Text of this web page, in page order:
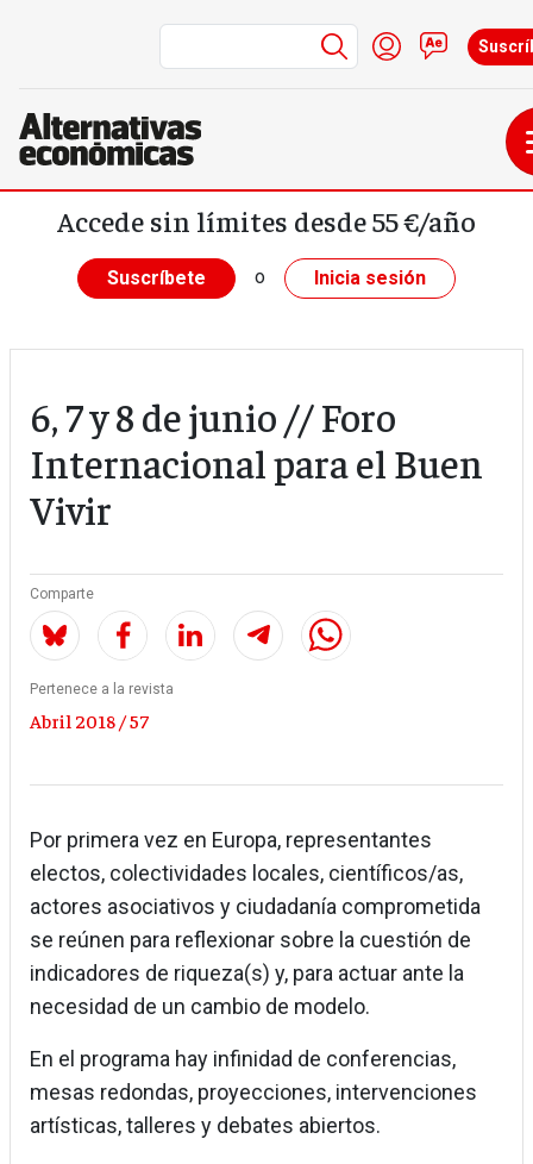
Pasar al contenido principal
Menú deIniciar sesión
Contacto
Accede sin límites desde 55 €/año
Suscríbete o Inicia sesión
6, 7 y 8 de junio // Foro
Internacional para el Buen
Vivir
Comparte
Pertenece a la revista
Abril 2018 / 57
Por primera vez en Europa, representantes
electos, colectividades locales, científicos/as,
actores asociativos y ciudadanía comprometida
se reúnen para reflexionar sobre la cuestión de
indicadores de riqueza(s) y, para actuar ante la
necesidad de un cambio de modelo.
En el programa hay infinidad de conferencias,
mesas redondas, proyecciones, intervenciones
artísticas, talleres y debates abiertos.